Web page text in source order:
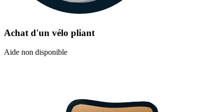
Achat d'un vélo pliant
Aide non disponible